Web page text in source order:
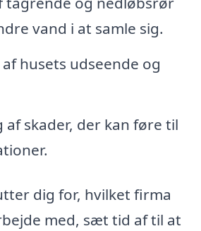
vand i at samle sig.
husets udseende og
af skader, der kan føre til
dig for, hvilket firma
med, sæt tid af til at